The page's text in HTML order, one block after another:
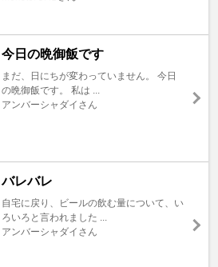
今日の晩御飯です
まだ、日にちが変わっていません。 今日
の晩御飯です。 私は ...
アンバーシャダイさん
バレバレ
自宅に戻り、ビールの飲む量について、い
ろいろと言われました ...
アンバーシャダイさん